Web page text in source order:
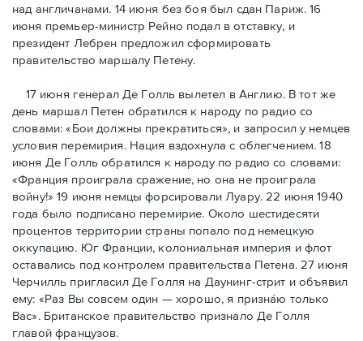
над англичанами. 14 июня без боя был сдан Париж. 16
июня премьер-министр Рейно подал в отставку, и
президент Лебрен предложил сформировать
правительство маршалу Петену.
17 июня генерал Де Голль вылетел в Англию. В тот же
день маршал Петен обратился к народу по радио со
словами: «Бои должны прекратиться», и запросил у немцев
условия перемирия. Нация вздохнула с облегчением. 18
июня Де Голль обратился к народу по радио со словами:
«Франция проиграла сражение, но она не проиграла
войну!» 19 июня немцы форсировали Луару. 22 июня 1940
года было подписано перемирие. Около шестидесяти
процентов территории страны попало под немецкую
оккупацию. Юг Франции, колониальная империя и флот
оставались под контролем правительства Петена. 27 июня
Черчилль пригласил Де Голля на Даунинг-стрит и объявил
ему: «Раз Вы совсем один — хорошо, я признáю только
Вас». Британское правительство признало Де Голля
главой французов.